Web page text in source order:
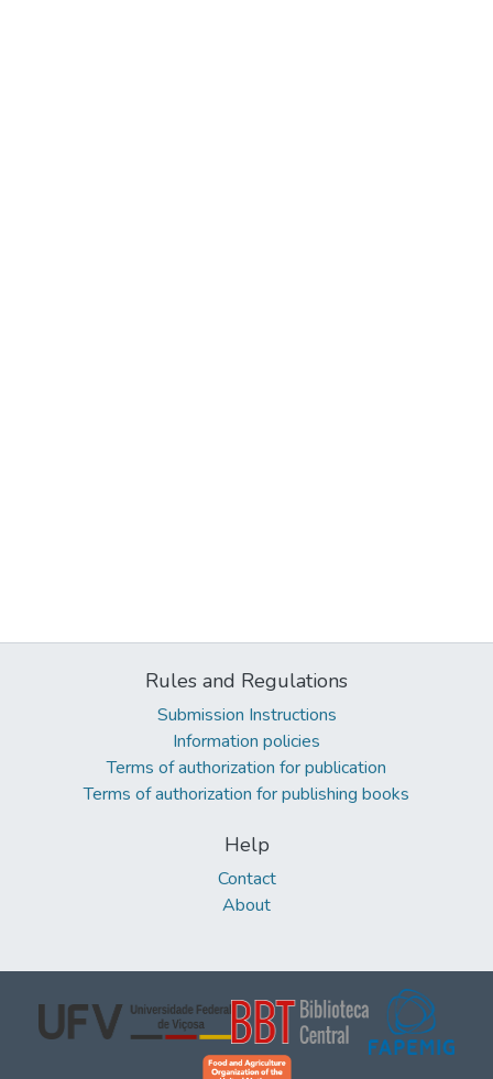
Rules and Regulations
Submission Instructions
Information policies
Terms of authorization for publication
Terms of authorization for publishing books
Help
Contact
About